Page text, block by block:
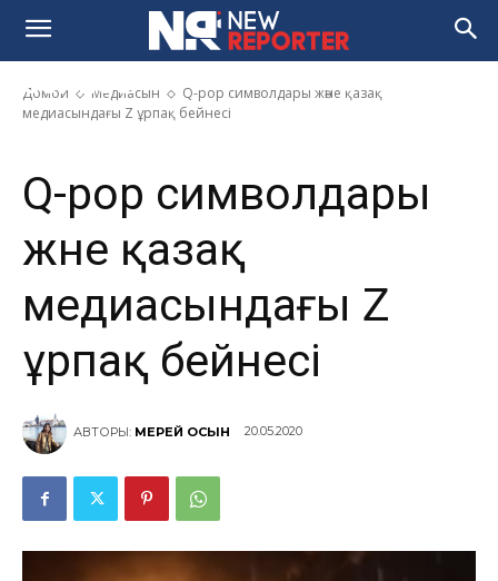
Домой Медиасын
Q-pop символдары және қазақ
медиасындағы Z ұрпақ бейнесі
Q-pop символдары және қазақ
медиасындағы Z ұрпақ
бейнесі
Q-pop символдары
және қазақ
медиасындағы Z
ұрпақ бейнесі
АВТОРЫ: МЕРЕЙ ҚОСЫН 20.05.2020